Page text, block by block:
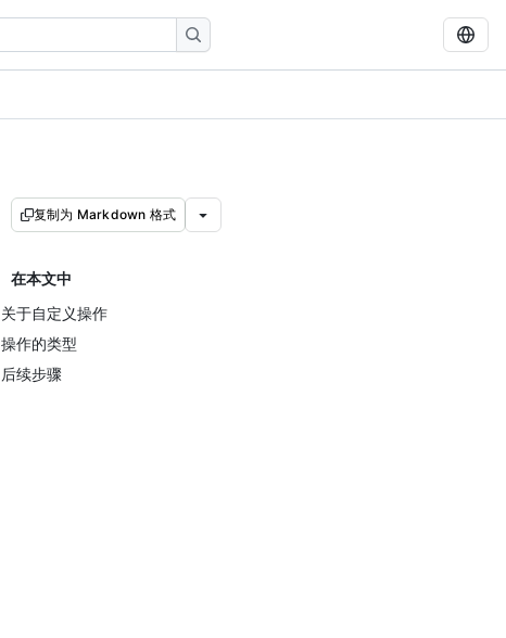
复制为 Markdown 格式
在本文中
关于自定义操作
操作的类型
后续步骤